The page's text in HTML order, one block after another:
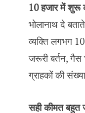
10 हजार में
भोलानाथ दे
व्यक्ति लगभग
जरूरी बर्तन, गैस
ग्राहकों की
सही कीमत बहुत